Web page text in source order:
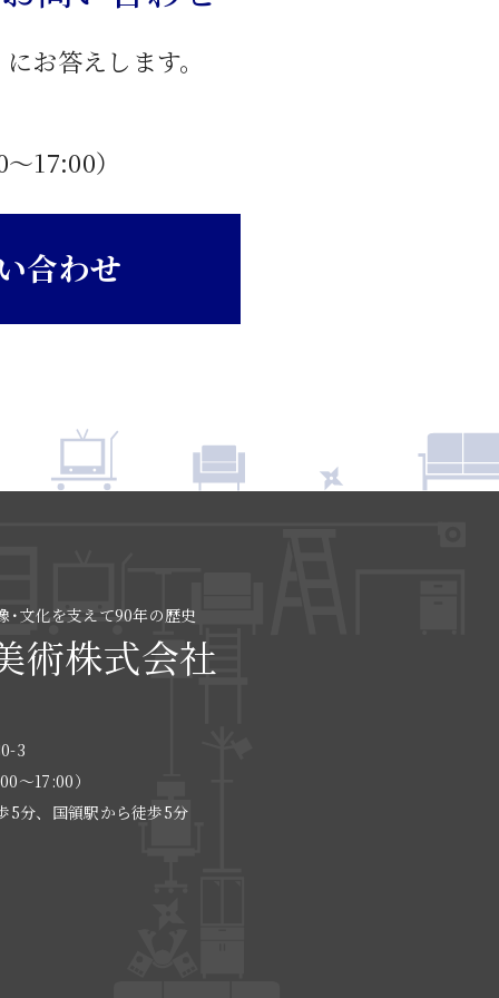
お答えします。
〜17:00）
合わせ
･文化を支えて90年の歴史
術株式会社
3
〜17:00）
分、国領駅から徒歩5分